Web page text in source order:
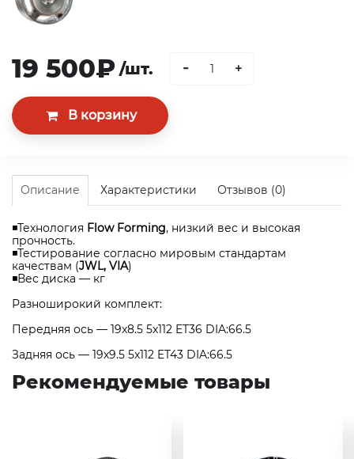
19 500₽ /шт. - +
Описание Характеристики Отзывов (0)
◾Технология Flow Forming, низкий вес и высокая
прочность.
◾Тестирование согласно мировым стандартам
качествам (JWL, VIA)
◾Вес диска — кг
Разноширокий комплект:
Передняя ось — 19x8.5 5x112 ET36 DIA:66.5
Задняя ось — 19x9.5 5x112 ET43 DIA:66.5
Рекомендуемые товары